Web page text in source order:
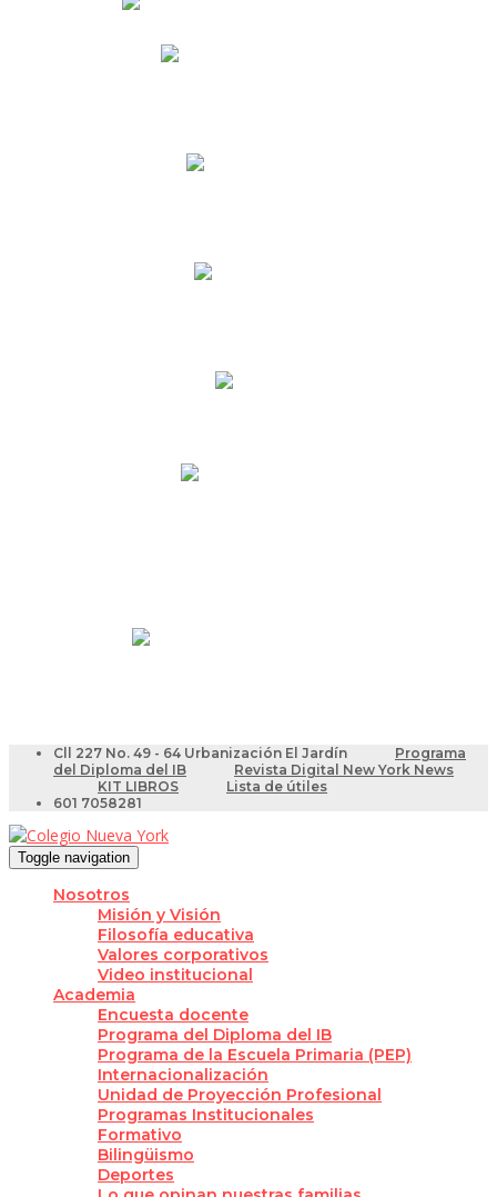
Cll 227 No. 49 - 64 Urbanización El Jardín
Programa
del Diploma del IB
Revista Digital New York News
KIT LIBROS
Lista de útiles
601 7058281
Toggle navigation
Nosotros
Misión y Visión
Filosofía educativa
Valores corporativos
Video institucional
Academia
Encuesta docente
Programa del Diploma del IB
Programa de la Escuela Primaria (PEP)
Internacionalización
Unidad de Proyección Profesional
Programas Institucionales
Formativo
Bilingüismo
Deportes